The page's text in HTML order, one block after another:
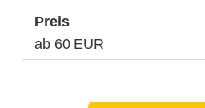
Preis
ab 60 EUR